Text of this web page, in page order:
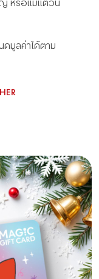
ญ หรือแม้แต่วัน
ดมูลค่าได้ตาม